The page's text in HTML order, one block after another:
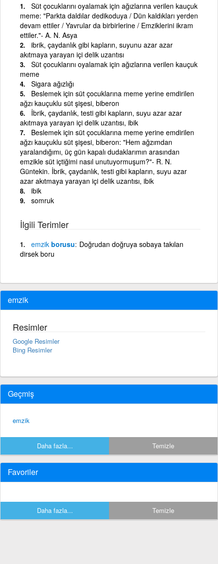
Süt çocuklarını oyalamak için ağızlarına verilen kauçuk
meme: "Parkta daldılar dedikoduya / Dün kaldıkları yerden
devam ettiler / Yavrular da birbirlerine / Emziklerini ikram
ettiler."- A. N. Asya
ibrik, çaydanlık gibi kapların, suyunu azar azar
akıtmaya yarayan içi delik uzantısı
Süt çocuklarını oyalamak için ağızlarına verilen kauçuk
meme
Sigara ağızlığı
Beslemek için süt çocuklarına meme yerine emdirilen
ağzı kauçuklu süt şişesi, biberon
İbrik, çaydanlık, testi gibi kapların, suyu azar azar
akıtmaya yarayan içi delik uzantısı, ibik
Beslemek için süt çocuklarına meme yerine emdirilen
ağzı kauçuklu süt şişesi, biberon: "Hem ağzımdan
yaralandığımı, üç gün kapalı dudaklarımın arasından
emzikle süt içtiğimi nasıl unutuyormuşum?"- R. N.
Güntekin. İbrik, çaydanlık, testi gibi kapların, suyu azar
azar akıtmaya yarayan içi delik uzantısı, ibik
ibik
somruk
İlgili Terimler
emzik borusu Doğrudan doğruya sobaya takılan
dirsek boru
emzik
Resimler
Google Resimler
Bing Resimler
Geçmiş
emzik
Daha fazla... Temizle
Favoriler
Daha fazla... Temizle